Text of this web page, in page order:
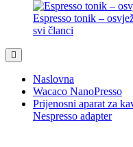
Espresso tonik –
svi članci
Naslovna
Wacaco NanoPresso
Prijenosni aparat za
Nespresso adapter